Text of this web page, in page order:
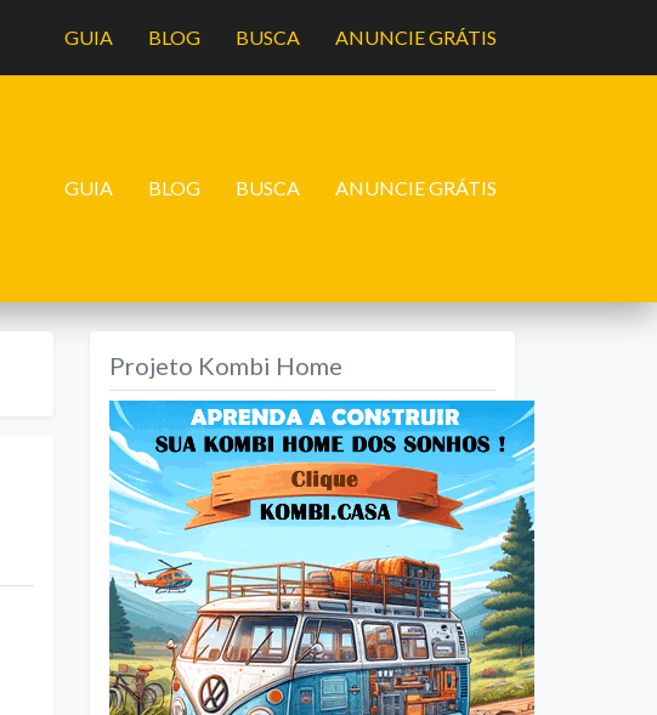
GUIA BLOG BUSCA ANUNCIE GRÁTIS
GUIA BLOG BUSCA ANUNCIE GRÁTIS
Projeto Kombi Home